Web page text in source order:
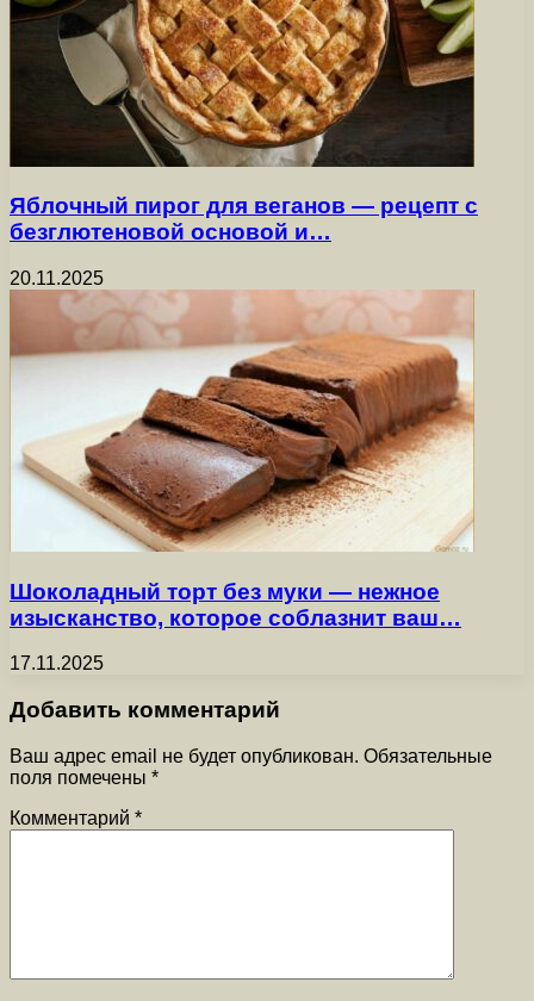
Яблочный пирог для веганов — рецепт с
безглютеновой основой и…
20.11.2025
Шоколадный торт без муки — нежное
изысканство, которое соблазнит ваш…
17.11.2025
Добавить комментарий
Ваш адрес email не будет опубликован. Обязательные
поля помечены *
Комментарий *